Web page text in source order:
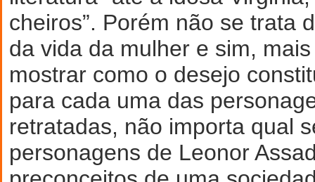
cheiros”. Porém não se trata
da vida da mulher e sim,
mostrar como o desejo
para cada uma das
retratadas, não importa qual
personagens de Leonor